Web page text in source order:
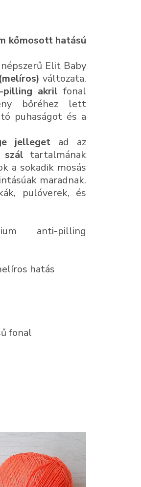
kőmosott hatású
Elit Baby
változata.
pilling akril fonal
bőréhez lett
puhaságot és a
jelleget ad az
szál tartalmának
a sokadik mosás
maradnak.
pulóverek, és
anti-pilling
hatás
fonal